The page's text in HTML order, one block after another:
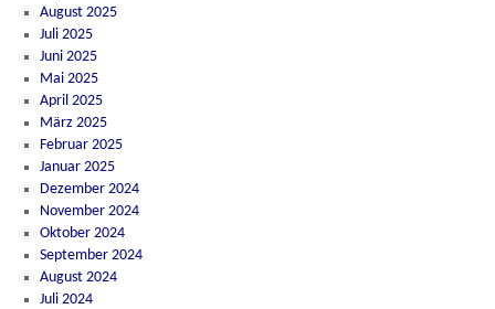
August 2025
Juli 2025
Juni 2025
Mai 2025
April 2025
März 2025
Februar 2025
Januar 2025
Dezember 2024
November 2024
Oktober 2024
September 2024
August 2024
Juli 2024